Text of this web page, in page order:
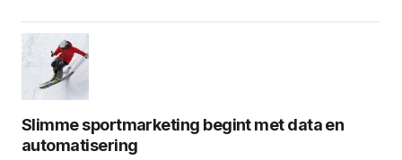
Slimme sportmarketing begint met data en
automatisering